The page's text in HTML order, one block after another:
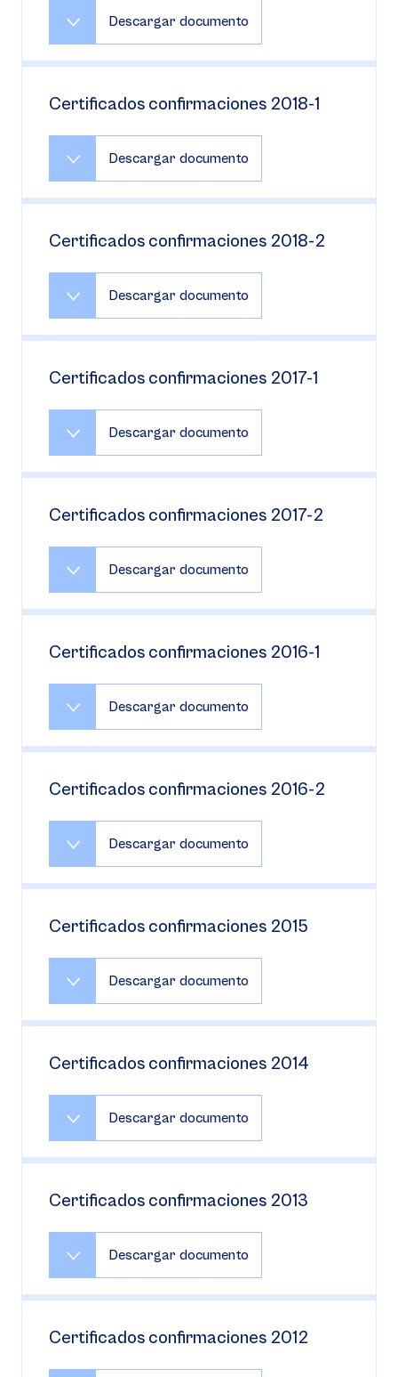
Descargar documento
Certificados confirmaciones 2018-1
Descargar documento
Certificados confirmaciones 2018-2
Descargar documento
Certificados confirmaciones 2017-1
Descargar documento
Certificados confirmaciones 2017-2
Descargar documento
Certificados confirmaciones 2016-1
Descargar documento
Certificados confirmaciones 2016-2
Descargar documento
Certificados confirmaciones 2015
Descargar documento
Certificados confirmaciones 2014
Descargar documento
Certificados confirmaciones 2013
Descargar documento
Certificados confirmaciones 2012